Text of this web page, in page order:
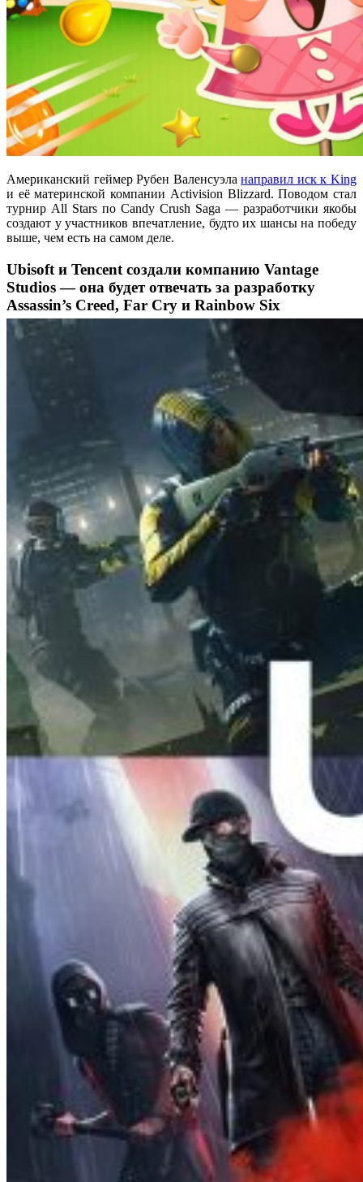
Американский геймер Рубен Валенсуэланаправил иск к King
и её материнской компании Activision Blizzard. Поводом стал
турнир All Stars по Candy Crush Saga — разработчики якобы
создают у участников впечатление, будто их шансы на победу
выше, чем есть на самом деле.
Ubisoft и Tencent создали компанию Vantage
Studios — она будет отвечать за разработку
Assassin’s Creed, Far Cry и Rainbow Six